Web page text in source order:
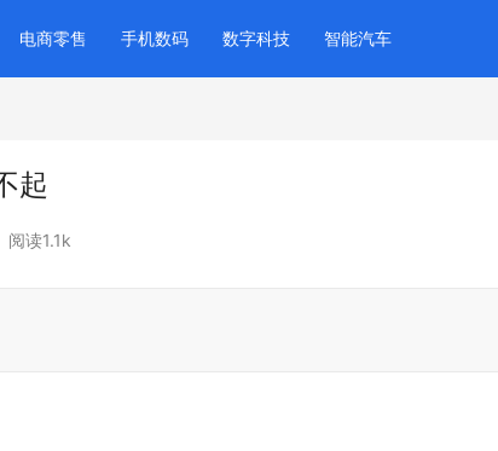
电商零售 手机数码 数字科技 智能汽车
起
阅读1.1k